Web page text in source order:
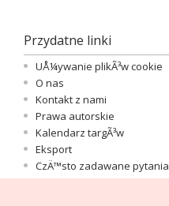
Przydatne linki
UÅ¼ywanie plikÃ³w cookie
O nas
Kontakt z nami
Prawa autorskie
Kalendarz targÃ³w
Eksport
CzÄ™sto zadawane pytania
Important Information